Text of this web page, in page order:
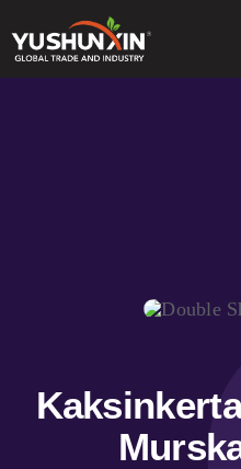
sisältöön